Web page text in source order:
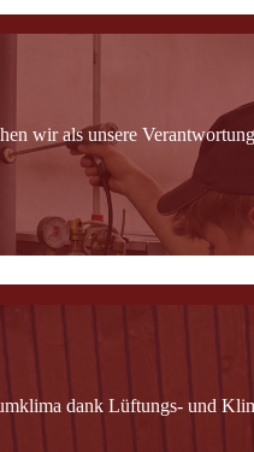
wir als unsere
dank Lüftungs- und